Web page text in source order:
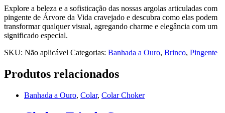
Explore a beleza e a sofisticação das nossas argolas articuladas com
pingente de Árvore da Vida cravejado e descubra como elas podem
transformar qualquer visual, agregando charme e elegância com um
significado especial.
SKU: Não aplicável Categorias: Banhada a Ouro, Brinco, Pingente
Produtos relacionados
Banhada a Ouro, Colar, Colar Choker